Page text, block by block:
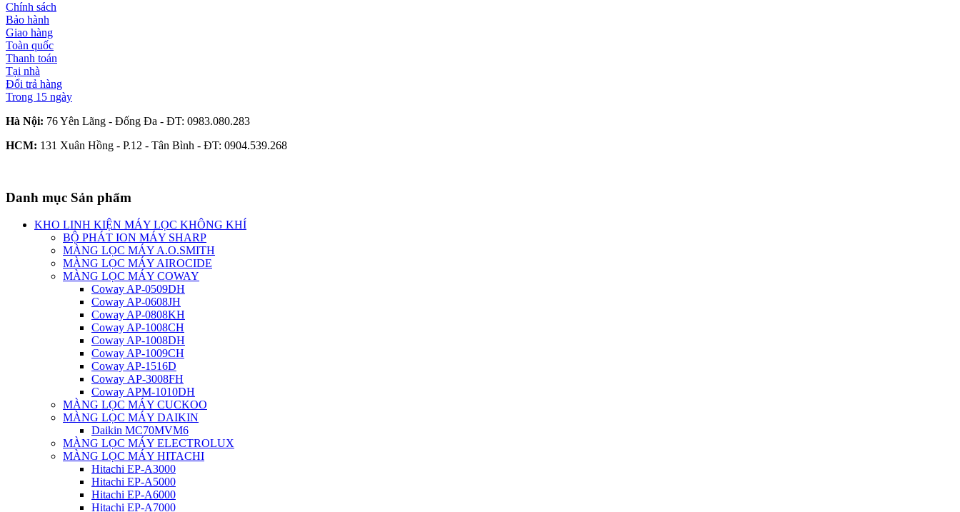
Chính sách
Bảo hành
Giao hàng
Toàn quốc
Thanh toán
Tại nhà
Đổi trả hàng
Trong 15 ngày
Hà Nội: 76 Yên Lãng - Đống Đa - ĐT: 0983.080.283
HCM: 131 Xuân Hồng - P.12 - Tân Bình - ĐT: 0904.539.268
Danh mục Sản phẩm
KHO LINH KIỆN MÁY LỌC KHÔNG KHÍ
BỘ PHÁT ION MÁY SHARP
MÀNG LỌC MÁY A.O.SMITH
MÀNG LỌC MÁY AIROCIDE
MÀNG LỌC MÁY COWAY
Coway AP-0509DH
Coway AP-0608JH
Coway AP-0808KH
Coway AP-1008CH
Coway AP-1008DH
Coway AP-1009CH
Coway AP-1516D
Coway AP-3008FH
Coway APM-1010DH
MÀNG LỌC MÁY CUCKOO
MÀNG LỌC MÁY DAIKIN
Daikin MC70MVM6
MÀNG LỌC MÁY ELECTROLUX
MÀNG LỌC MÁY HITACHI
Hitachi EP-A3000
Hitachi EP-A5000
Hitachi EP-A6000
Hitachi EP-A7000